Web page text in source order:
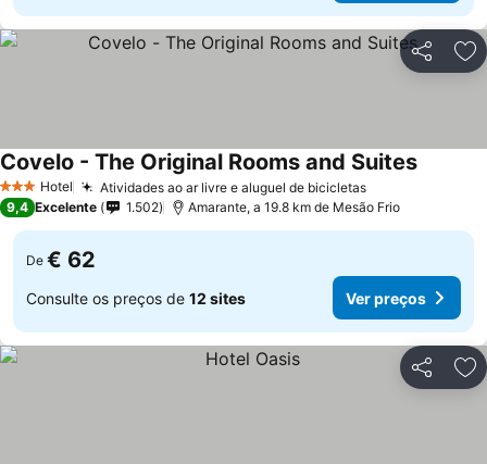
Partilhar
3 EstrelasHotel Atividades ao ar livre e aluguel de bicicletas
Covelo - The Original Rooms and Suites
9,4 Excelente 1.502 Amarante, a 19.8 km de Mesão Frio
De € 62
Consulte os preços de 12 sites Ver preços
Partilhar